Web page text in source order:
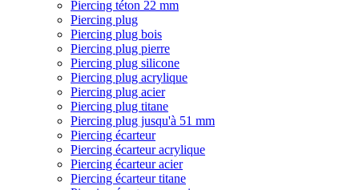
Piercing téton 22 mm
Piercing plug
Piercing plug bois
Piercing plug pierre
Piercing plug silicone
Piercing plug acrylique
Piercing plug acier
Piercing plug titane
Piercing plug jusqu'à 51 mm
Piercing écarteur
Piercing écarteur acrylique
Piercing écarteur acier
Piercing écarteur titane